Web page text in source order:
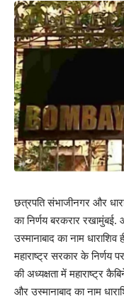
छत्रपति संभाजीनगर और
का निर्णय बरकरार
उस्मानाबाद का नाम धाराशिव
महाराष्ट्र सरकार के निर्णय
की अध्यक्षता में महाराष्ट्र
और उस्मानाबाद का नाम